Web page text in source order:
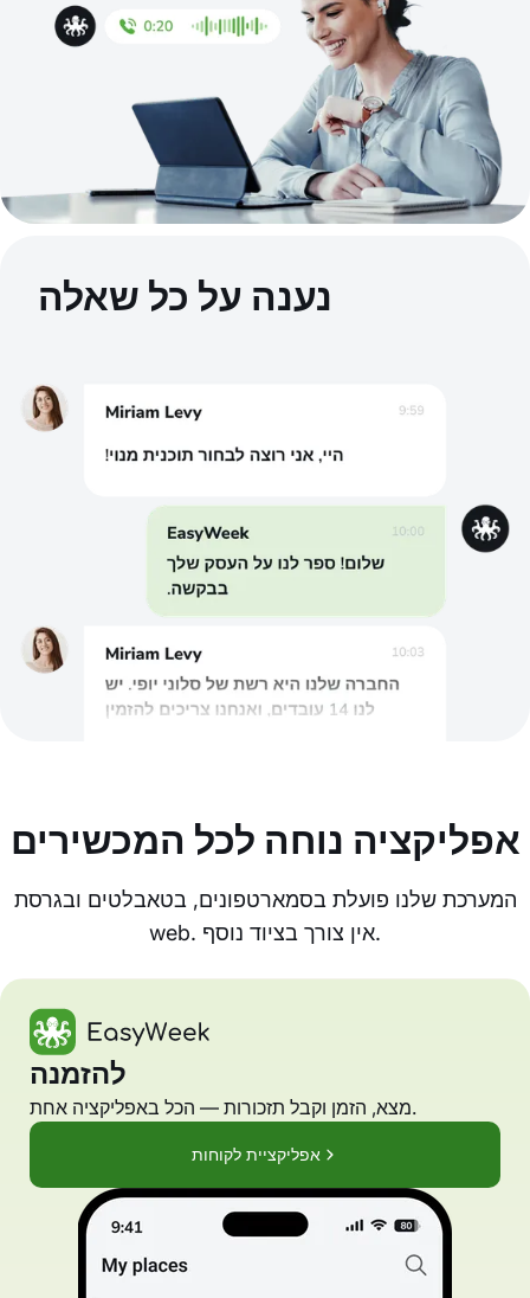
נענה על כל שאלה
אפליקציה נוחה לכל המכשירים
המערכת שלנו פועלת בסמארטפונים, בטאבלטים ובגרסת
web. אין צורך בציוד נוסף.
להזמנה
מצא, הזמן וקבל תזכורות — הכל באפליקציה אחת.
אפליקציית לקוחות